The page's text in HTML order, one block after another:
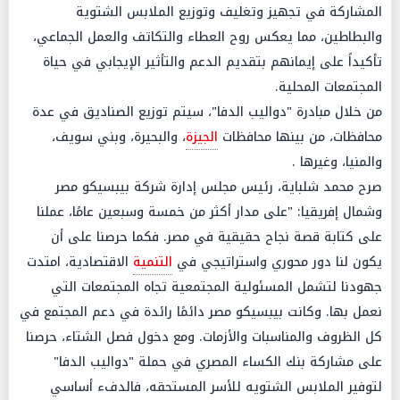
المشاركة في تجهيز وتغليف وتوزيع الملابس الشتوية
والبطاطين، مما يعكس روح العطاء والتكاتف والعمل الجماعي،
تأكيداً على إيمانهم بتقديم الدعم والتأثير الإيجابي في حياة
المجتمعات المحلية.
من خلال مبادرة "دواليب الدفا"، سيتم توزيع الصناديق في عدة
محافظات، من بينها محافظات الجيزة، والبحيرة، وبني سويف،
والمنيا، وغيرها .
صرح محمد شلباية، رئيس مجلس إدارة شركة بيبسيكو مصر
وشمال إفريقيا: "على مدار أكثر من خمسة وسبعين عامًا، عملنا
على كتابة قصة نجاح حقيقية في مصر. فكما حرصنا على أن
يكون لنا دور محوري واستراتيجي في التنمية الاقتصادية، امتدت
جهودنا لتشمل المسئولية المجتمعية تجاه المجتمعات التي
نعمل بها. وكانت بيبسيكو مصر دائمًا رائدة في دعم المجتمع في
كل الظروف والمناسبات والأزمات. ومع دخول فصل الشتاء، حرصنا
على مشاركة بنك الكساء المصري في حملة "دواليب الدفا"
لتوفير الملابس الشتويه للأسر المستحقه، فالدفء أساسي